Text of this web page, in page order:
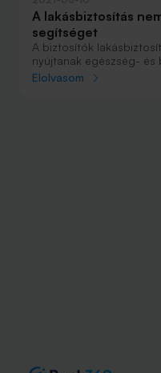
A lakásbiztosítás
segítséget
A biztosítók
nyújtanak egészség-
elemzői pedig
Elolvasom